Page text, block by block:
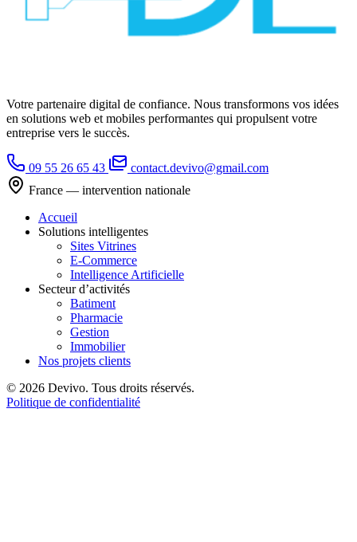
Votre partenaire digital de confiance. Nous transformons vos idées
en solutions web et mobiles performantes qui propulsent votre
entreprise vers le succès.
09 55 26 65 43
contact.devivo@gmail.com
France — intervention nationale
Accueil
Solutions intelligentes
Sites Vitrines
E-Commerce
Intelligence Artificielle
Secteur d’activités
Batiment
Pharmacie
Gestion
Immobilier
Nos projets clients
© 2026 Devivo. Tous droits réservés.
Politique de confidentialité